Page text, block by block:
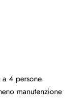
4 persone
manutenzione